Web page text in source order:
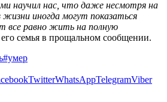
научил нас, что даже несмотря на
иногда могут показаться
все равно жить на полную
семья в прощальном сообщении.
#умер
TwitterWhatsAppTelegramViber